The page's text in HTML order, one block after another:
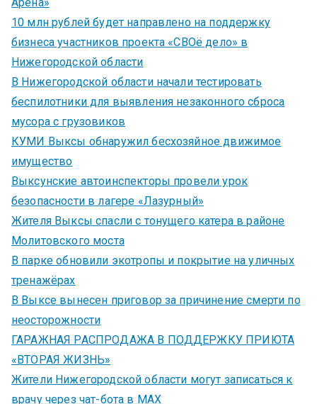
10 млн рублей будет направлено на поддержку
бизнеса участников проекта «СВОё дело» в
Нижегородской области
В Нижегородской области начали тестировать
беспилотники для выявления незаконного сброса
мусора с грузовиков
КУМИ Выксы обнаружил бесхозяйное движимое
имущество
Выксунские автоинспекторы провели урок
безопасности в лагере «Лазурный»
Жителя Выксы спасли с тонущего катера в районе
Молитовского моста
В парке обновили экотропы и покрытие на уличных
тренажёрах
В Выксе вынесен приговор за причинение смерти по
неосторожности
ГАРАЖНАЯ РАСПРОДАЖА В ПОДДЕРЖКУ ПРИЮТА
«ВТОРАЯ ЖИЗНЬ»
Жители Нижегородской области могут записаться к
врачу через чат-бота в MAX